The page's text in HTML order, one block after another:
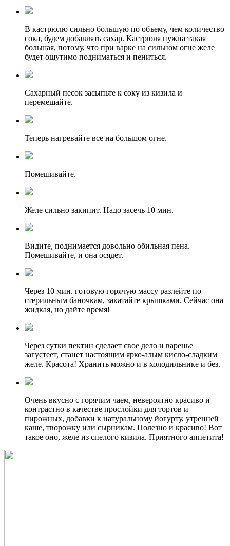
В кастрюлю сильно большую по объему, чем количество
сока, будем добавлять сахар. Кастрюля нужна такая
большая, потому, что при варке на сильном огне желе
будет ощутимо подниматься и пениться.
Сахарный песок засыпьте к соку из кизила и
перемешайте.
Теперь нагревайте все на большом огне.
Помешивайте.
Желе сильно закипит. Надо засечь 10 мин.
Видите, поднимается довольно обильная пена.
Помешивайте, и она осядет.
Через 10 мин. готовую горячую массу разлейте по
стерильным баночкам, закатайте крышками. Сейчас она
жидкая, но дайте время!
Через сутки пектин сделает свое дело и варенье
загустеет, станет настоящим ярко-алым кисло-сладким
желе. Красота! Хранить можно и в холодильнике и без.
Очень вкусно с горячим чаем, невероятно красиво и
контрастно в качестве прослойки для тортов и
пирожных, добавки к натуральному йогурту, утренней
каше, творожку или сырникам. Полезно и красиво! Вот
такое оно, желе из спелого кизила. Приятного аппетита!